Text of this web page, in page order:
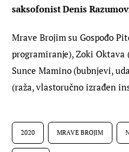
saksofonist Denis
Mrave Brojim su Gospođo
programiranje), Zoki
Sunce Mamino (bubnjevi,
(raža, vlastoručno izrađen
2020 MRAVE BROJIM